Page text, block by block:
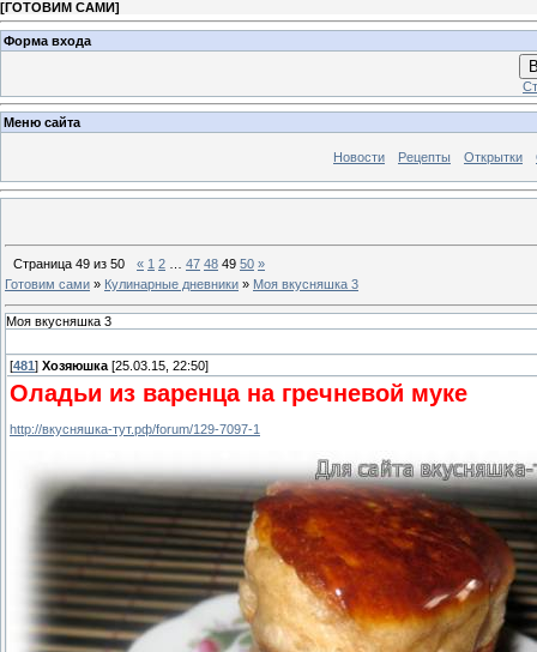
[ГОТОВИМ САМИ]
Форма входа
Меню сайта
Новости Рецепты Открытки
Страница 49 из 50 « 1 2 47 48 49 50 »
Готовим сами » Кулинарные дневники » Моя вкусняшка 3
Моя вкусняшка 3
[481 ] Хозяюшка [25.03.15, 22:50]
Оладьи из варенца на гречневой муке
http://вкусняшка-тут.рф/forum/129-7097-1